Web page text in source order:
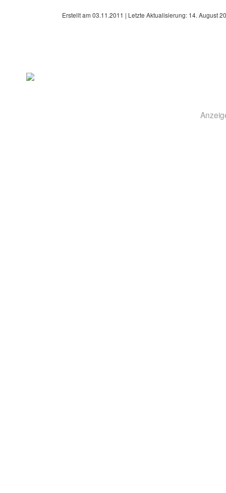
Erstellt am 03.11.2011 | Letzte Aktualisierung: 14. August